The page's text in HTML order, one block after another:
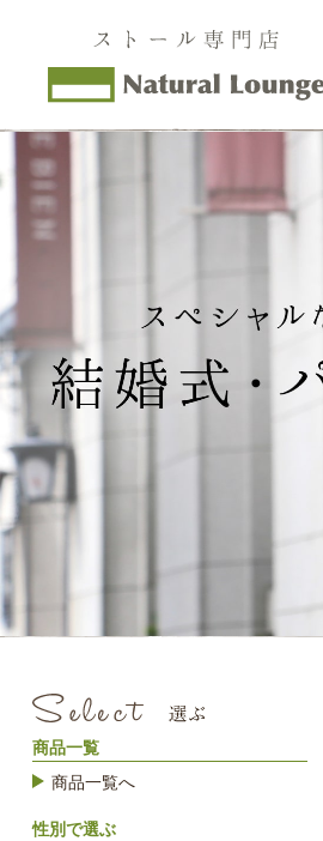
商品一覧
商品一覧へ
性別で選ぶ